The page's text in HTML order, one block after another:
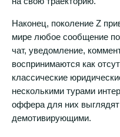
Наконец, поколение Z
мире любое сообщение
чат, уведомление,
воспринимаются как
классические
несколькими турами
оффера для них
демотивирующими.